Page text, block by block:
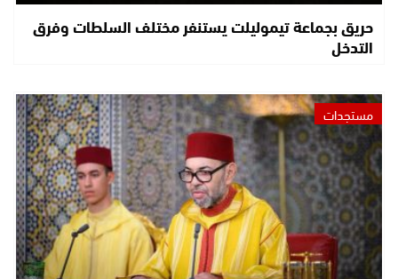
حريق بجماعة تيموليلت يستنفر مختلف السلطات وفرق
التدخل
مستجدات